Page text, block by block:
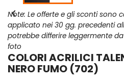

Note: Le offerte e gli sconti sono
applicato nei 30 gg. precedenti
potrebbe differire leggermente
foto
COLORI ACRILICI
NERO FUMO (702)